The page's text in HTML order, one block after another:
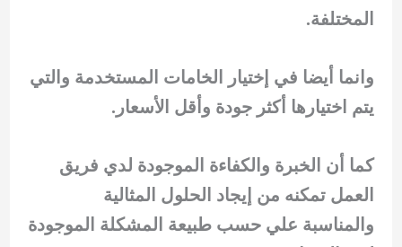
المختلفة.
وانما أيضا في إختيار الخامات المستخدمة والتي
يتم اختيارها أكثر جودة وأقل الأسعار.
كما أن الخبرة والكفاءة الموجودة لدي فريق
العمل تمكنه من إيجاد الحلول المثالية
والمناسبة علي حسب طبيعة المشكلة الموجودة